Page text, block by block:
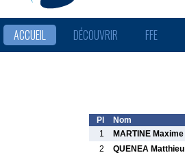
ACCUEIL DÉCOUVRIR FFE
Pl Nom
1
MARTINE Maxime
2
QUENEA Matthieu